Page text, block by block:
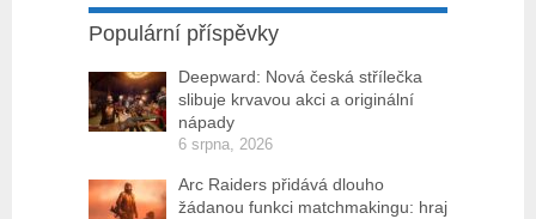
Populární příspěvky
Deepward: Nová česká střílečka
slibuje krvavou akci a originální
nápady
6 srpna, 2026
Arc Raiders přidává dlouho
žádanou funkci matchmakingu: hraj